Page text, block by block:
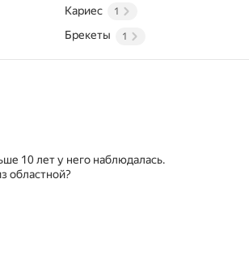
Кариес 1
Брекеты 1
10 лет у него наблюдалась.
областной?